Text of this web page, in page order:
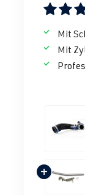
Mit
Mit
+